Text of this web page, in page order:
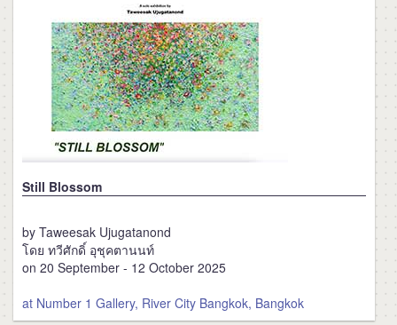
Still Blossom
by Taweesak Ujugatanond
โดย ทวีศักดิ์ อุชุคตานนท์
on 20 September - 12 October 2025
at Number 1 Gallery, River City Bangkok, Bangkok